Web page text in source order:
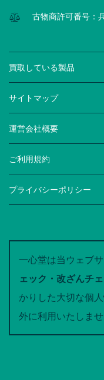
古物商許可番号：
買取している製品
サイトマップ
運営会社概要
ご利用規約
プライバシーポリシー
一心堂は当ウェブ
ェック・改ざんチ
かりした大切な個
外に利用いたしませ